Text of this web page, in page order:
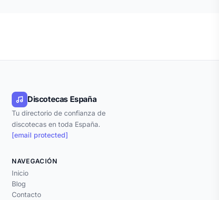
Discotecas España
Tu directorio de confianza de
discotecas en toda España.
[email protected]
NAVEGACIÓN
Inicio
Blog
Contacto